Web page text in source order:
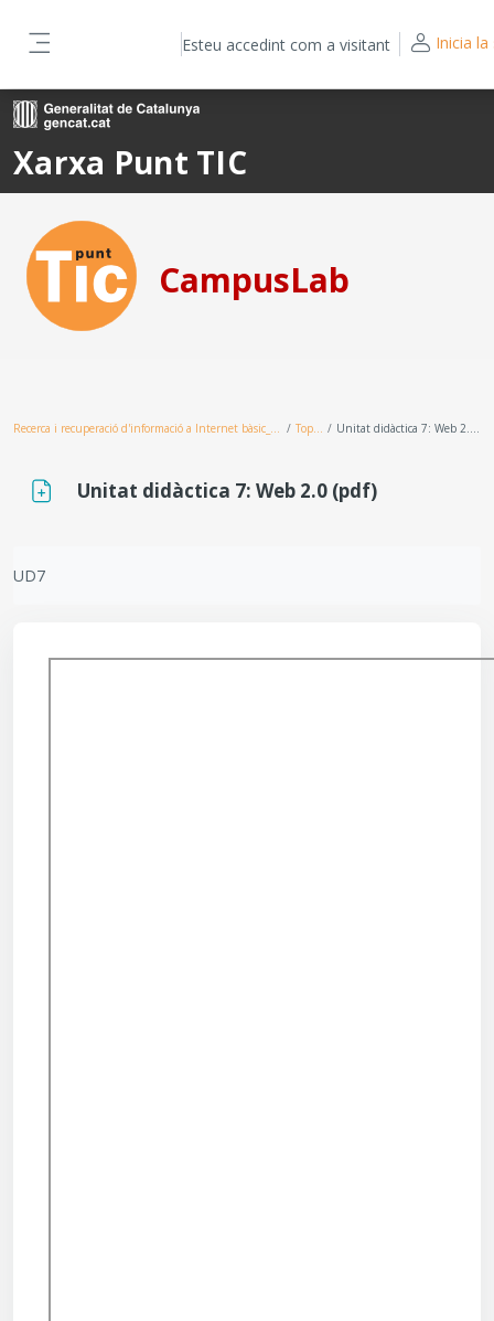
Xarxa Punt TIC
CampusLab
Esteu accedint com a visitant Inicia la
Recerca i recuperació d'informació a Internet bàsic_1_depurat Topic 7 Unitat didàctica 7: Web 2.0 (pdf)
Unitat didàctica 7: Web 2.0 (pdf)
UD7